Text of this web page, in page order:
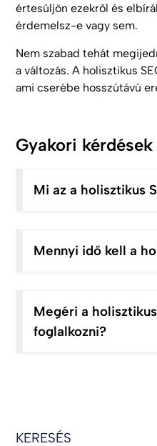
értesüljön ezekről és
érdemelsz-e vagy sem.
Nem szabad tehát
a változás. A holisztikus
ami cserébe hosszútávú
Gyakori kérdések
Mi az a holisztikus
Mennyi idő kell a
Megéri a
foglalkozni?
KERESÉS